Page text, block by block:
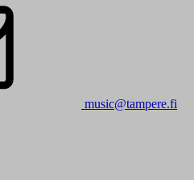
music@tampere.fi